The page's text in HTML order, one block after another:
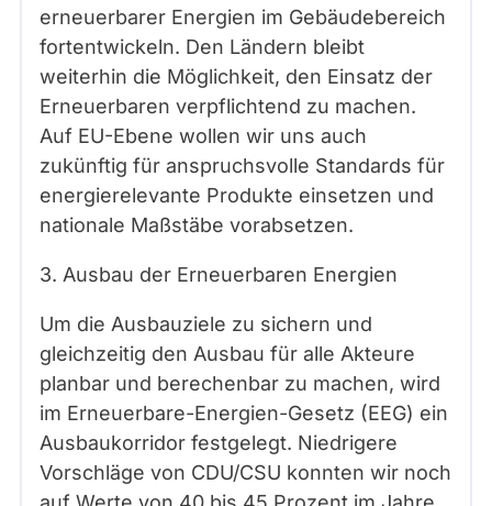
erneuerbarer Energien im Gebäudebereich
fortentwickeln. Den Ländern bleibt
weiterhin die Möglichkeit, den Einsatz der
Erneuerbaren verpflichtend zu machen.
Auf EU-Ebene wollen wir uns auch
zukünftig für anspruchsvolle Standards für
energierelevante Produkte einsetzen und
nationale Maßstäbe vorabsetzen.
3. Ausbau der Erneuerbaren Energien
Um die Ausbauziele zu sichern und
gleichzeitig den Ausbau für alle Akteure
planbar und berechenbar zu machen, wird
im Erneuerbare-Energien-Gesetz (EEG) ein
Ausbaukorridor festgelegt. Niedrigere
Vorschläge von CDU/CSU konnten wir noch